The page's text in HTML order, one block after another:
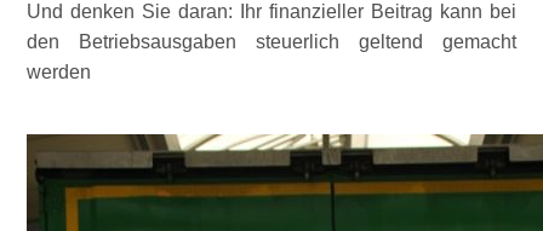
Und denken Sie daran: Ihr finanzieller Beitrag kann bei
den Betriebsausgaben steuerlich geltend gemacht
werden